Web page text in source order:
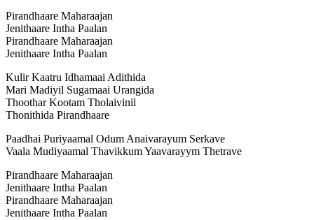
Pirandhaare Maharaajan
Jenithaare Intha Paalan
Pirandhaare Maharaajan
Jenithaare Intha Paalan
Kulir Kaatru Idhamaai Adithida
Mari Madiyil Sugamaai Urangida
Thoothar Kootam Tholaivinil
Thonithida Pirandhaare
Paadhai Puriyaamal Odum Anaivarayum Serkave
Vaala Mudiyaamal Thavikkum Yaavarayym Thetrave
Pirandhaare Maharaajan
Jenithaare Intha Paalan
Pirandhaare Maharaajan
Jenithaare Intha Paalan